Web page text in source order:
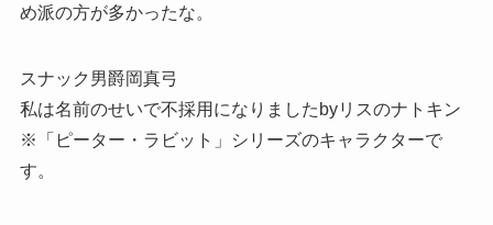
め派の方が多かったな。
スナック男爵岡真弓
私は名前のせいで不採用になりましたbyリスのナトキン
※「ピーター・ラビット」シリーズのキャラクターで
す。